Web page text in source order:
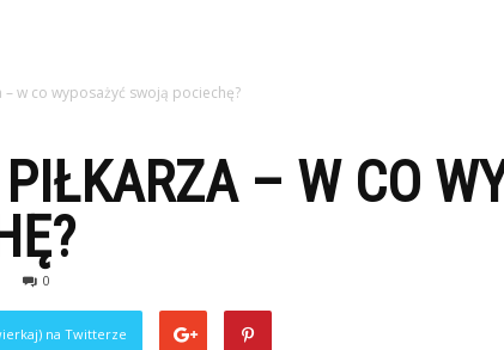
– w co wyposażyć swoją pociechę?
– W CO
0
na Twitterze